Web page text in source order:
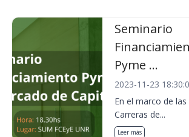
Seminario
Pyme ...
2023-11-23
En el marco de las
Carreras de...
Leer más